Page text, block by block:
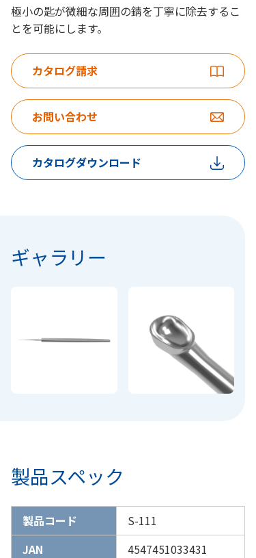
極小の匙が微細な周囲の錆を丁寧に除去するこ
とを可能にします。
カタログ請求
お問い合わせ
カタログダウンロード
ギャラリー
製品スペック
製品コード
S-111
JAN
4547451033431